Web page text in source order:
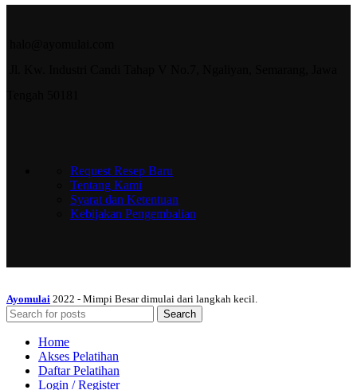
Request Resep Baru
Tentang Kami
Syarat dan Ketentuan
Kebijakan Pengembalian
Ayomulai 2022 - Mimpi Besar dimulai dari langkah kecil.
Search
Home
Akses Pelatihan
Daftar Pelatihan
Login / Register